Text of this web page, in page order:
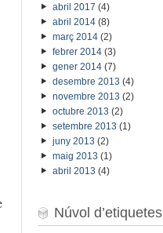
abril 2017 (4)
abril 2014(8)
març 2014(2)
febrer 2014(3)
gener 2014(7)
desembre 2013 (4)
novembre 2013 (2)
octubre 2013 (2)
setembre 2013 (1)
juny 2013 (2)
maig 2013 (1)
abril 2013 (4)
Núvol d’etiquetes